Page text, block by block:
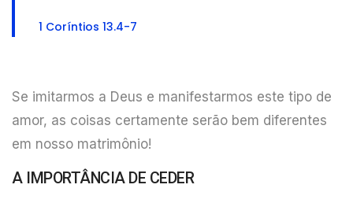
1 Coríntios 13.4-7
Se imitarmos a Deus e manifestarmos este tipo de
amor, as coisas certamente serão bem diferentes
em nosso matrimônio!
A IMPORTÂNCIA DE CEDER